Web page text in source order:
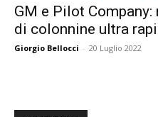
GM e Pilot Company:
di colonnine ultra
Giorgio Bellocci - 20 Luglio 2022